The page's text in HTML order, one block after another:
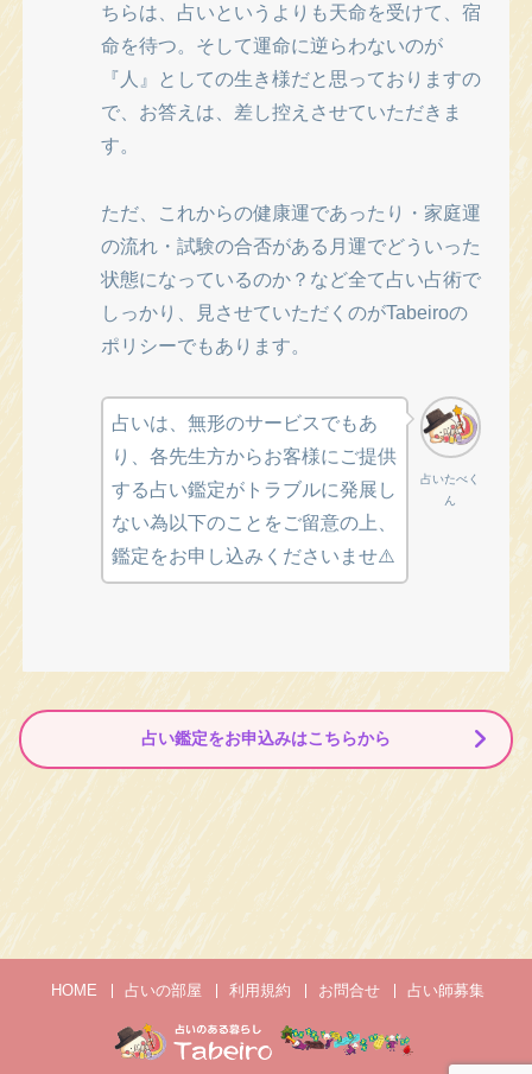
ちらは、占いというよりも天命を受けて、宿
命を待つ。そして運命に逆らわないのが
『人』としての生き様だと思っておりますの
で、お答えは、差し控えさせていただきま
す。
ただ、これからの健康運であったり・家庭運
の流れ・試験の合否がある月運でどういった
状態になっているのか？など全て占い占術で
しっかり、見させていただくのがTabeiroの
ポリシーでもあります。
占いたべく
ん
占いは、無形のサービスでもあ
り、各先生方からお客様にご提供
する占い鑑定がトラブルに発展し
ない為以下のことをご留意の上、
鑑定をお申し込みくださいませ⚠️
占い鑑定をお申込みはこちらから
HOME 占いの部屋 利用規約 お問合せ 占い師募集